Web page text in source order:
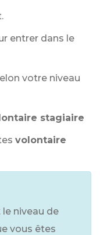
entrer dans le
votre niveau
stagiaire
volontaire
niveau de
vous êtes